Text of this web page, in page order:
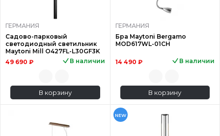
ГЕРМАНИЯ
Садово-парковый
светодиодный светильник
Maytoni Mill O427FL-L30GF3K
49 690 ₽
В наличии
В корзину
ГЕРМАНИЯ
Бра Maytoni Bergamo
MOD617WL-01CH
14 490 ₽ В наличии
В корзину
NEW